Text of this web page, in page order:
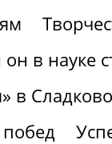
в науке
в Сладково
побед